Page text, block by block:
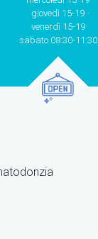
giovedì 15-19
venerdì 15-19
sabato 08:30-11:30